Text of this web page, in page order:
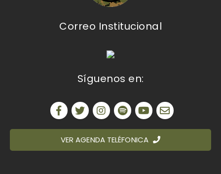
Correo Institucional
Síguenos en:
VER AGENDA TELÉFONICA